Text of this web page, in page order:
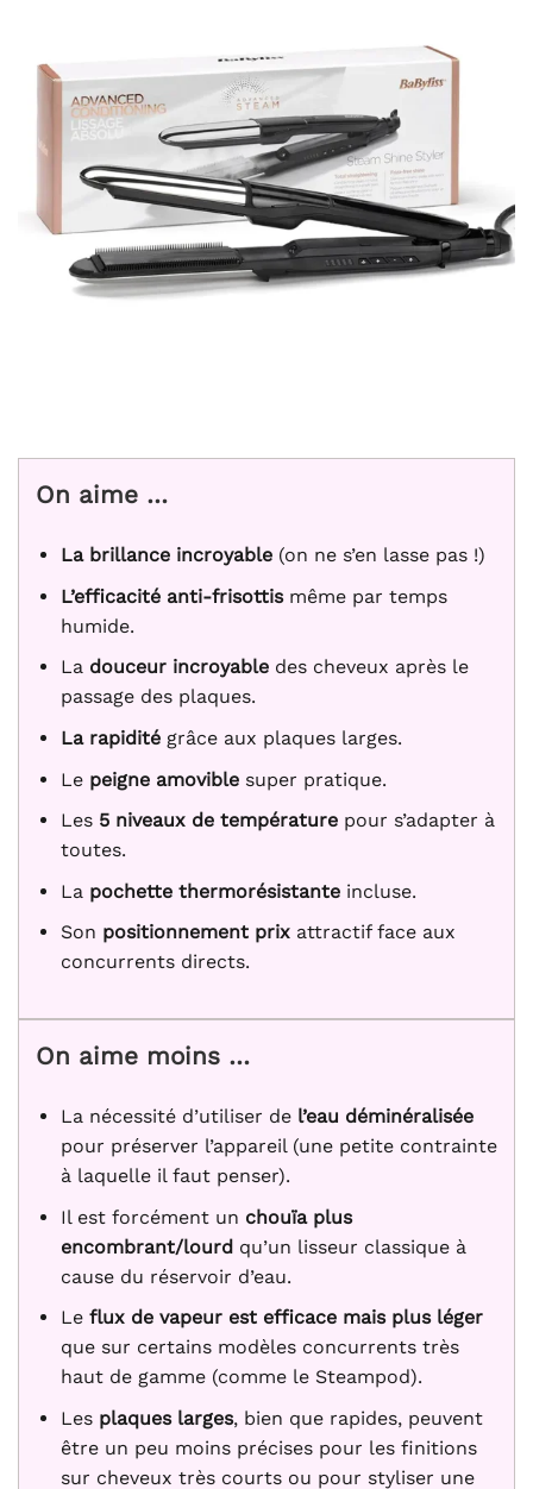
On aime …
La brillance incroyable(on ne s’en lasse pas !)
L’efficacité anti-frisottismême par temps
humide.
La douceur incroyabledes cheveux après le
passage des plaques.
La rapiditégrâce aux plaques larges.
Le peigne amoviblesuper pratique.
Les 5 niveaux de températurepour s’adapter à
toutes.
La pochette thermorésistanteincluse.
Son positionnement prixattractif face aux
concurrents directs.
On aime moins …
La nécessité d’utiliser de l’eau déminéralisée
pour préserver l’appareil (une petite contrainte
à laquelle il faut penser).
Il est forcément un chouïa plus
encombrant/lourdqu’un lisseur classique à
cause du réservoir d’eau.
Le flux de vapeur est efficace mais plus léger
que sur certains modèles concurrents très
haut de gamme (comme le Steampod).
Les plaques larges, bien que rapides, peuvent
être un peu moins précises pour les finitions
sur cheveux très courts ou pour styliser une